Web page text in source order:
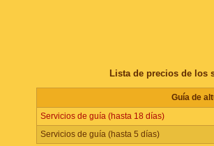
Lista de precios de los
Guía de
Servicios de guía (hasta 18 días)
Servicios de guía (hasta 5 días)